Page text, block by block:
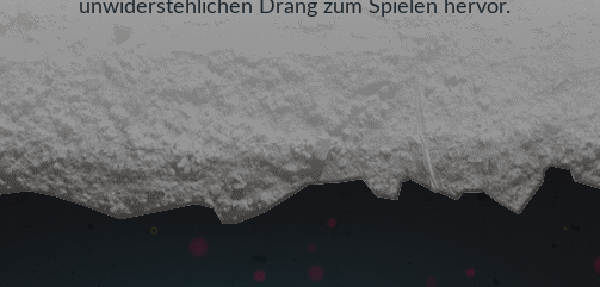
unwiderstehlichen Drang zum Spielen hervor.